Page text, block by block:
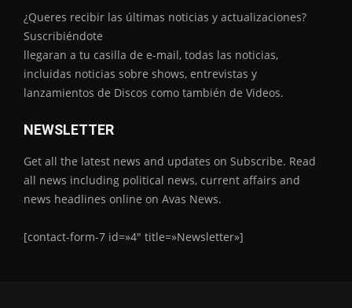
¿Queres recibir las últimas noticias y actualizaciones?
Suscribiéndote
llegaran a tu casilla de e-mail, todas las noticias,
incluidas noticias sobre shows, entrevistas y
lanzamientos de Discos como también de Videos.
NEWSLETTER
Get all the latest news and updates on Subscribe. Read
all news including political news, current affairs and
news headlines online on Avas News.
[contact-form-7 id=»4″ title=»Newsletter»]